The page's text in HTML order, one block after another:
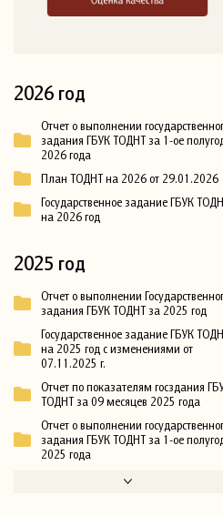
2026 год
Отчет о выполнении
задания ГБУК ТОДНТ за 1-ое
2026 года
План ТОДНТ на 2026 от 29.01.2026
Государственное задание ГБУК
на 2026 год
2025 год
Отчет о выполнении
задания ГБУК ТОДНТ за 2025 год
Государственное задание ГБУК
на 2025 год с изменениями от
07.11.2025 г.
Отчет по показателям госздания
ТОДНТ за 09 месяцев 2025 года
Отчет о выполнении
задания ГБУК ТОДНТ за 1-ое
2025 года